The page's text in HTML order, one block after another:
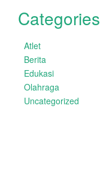
Categories
Atlet
Berita
Edukasi
Olahraga
Uncategorized